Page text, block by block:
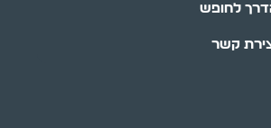
לחופש
קשר